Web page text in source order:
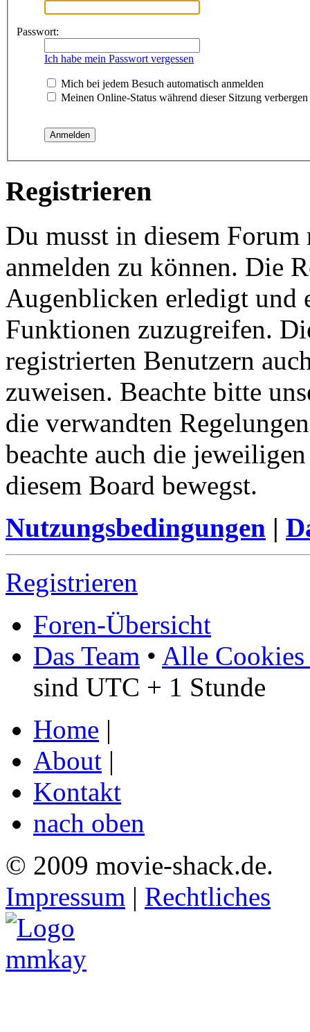
Passwort:
Ich habe mein Passwort vergessen
Mich bei jedem Besuch automatisch anmelden
Meinen Online-Status während dieser Sitzung verbergen
Registrieren
Du musst in diesem
anmelden zu können. Die
Augenblicken erledigt und
Funktionen zuzugreifen.
registrierten Benutzern
zuweisen. Beachte bitte
die verwandten
beachte auch die
diesem Board bewegst.
Nutzungsbedingungen |
Registrieren
Foren-Übersicht
Das Team • Alle Cookies
sind UTC + 1 Stunde
Home |
About |
Kontakt
nach oben
© 2009 movie-shack.de.
Impressum | Rechtliches